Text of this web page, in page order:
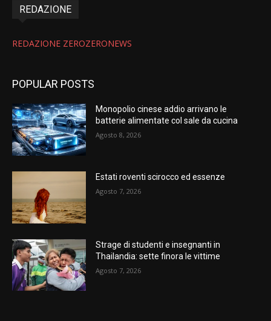
REDAZIONE
REDAZIONE ZEROZERONEWS
POPULAR POSTS
Monopolio cinese addio arrivano le
batterie alimentate col sale da cucina
Agosto 8, 2026
Estati roventi scirocco ed essenze
Agosto 7, 2026
Strage di studenti e insegnanti in
Thailandia: sette finora le vittime
Agosto 7, 2026